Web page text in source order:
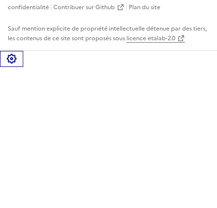
confidentialité Contribuer sur Github Plan du site
Sauf mention explicite de propriété intellectuelle détenue par des tiers,
les contenus de ce site sont proposés sous licence etalab-2.0
Gérer les cookies